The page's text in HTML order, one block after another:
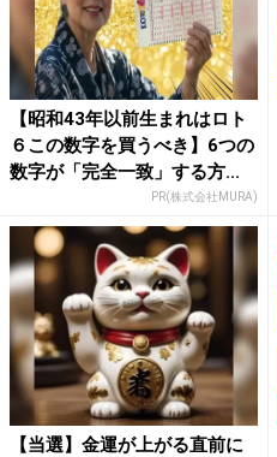
【昭和43年以前生まれはロト
６この数字を買うべき】6つの
数字が「完全一致」する方...
PR(株式会社MURA)
【当選】金運が上がる直前に